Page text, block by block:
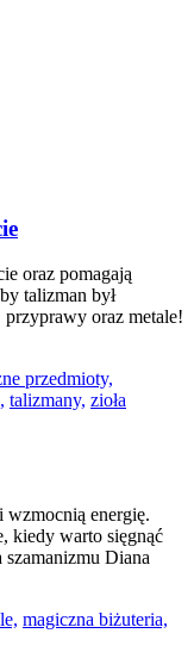
oraz pomagają
talizman był
przyprawy oraz metale!
przedmioty,
talizmany, zioła
energię.
kiedy warto sięgnąć
szamanizmu Diana
magiczna biżuteria,